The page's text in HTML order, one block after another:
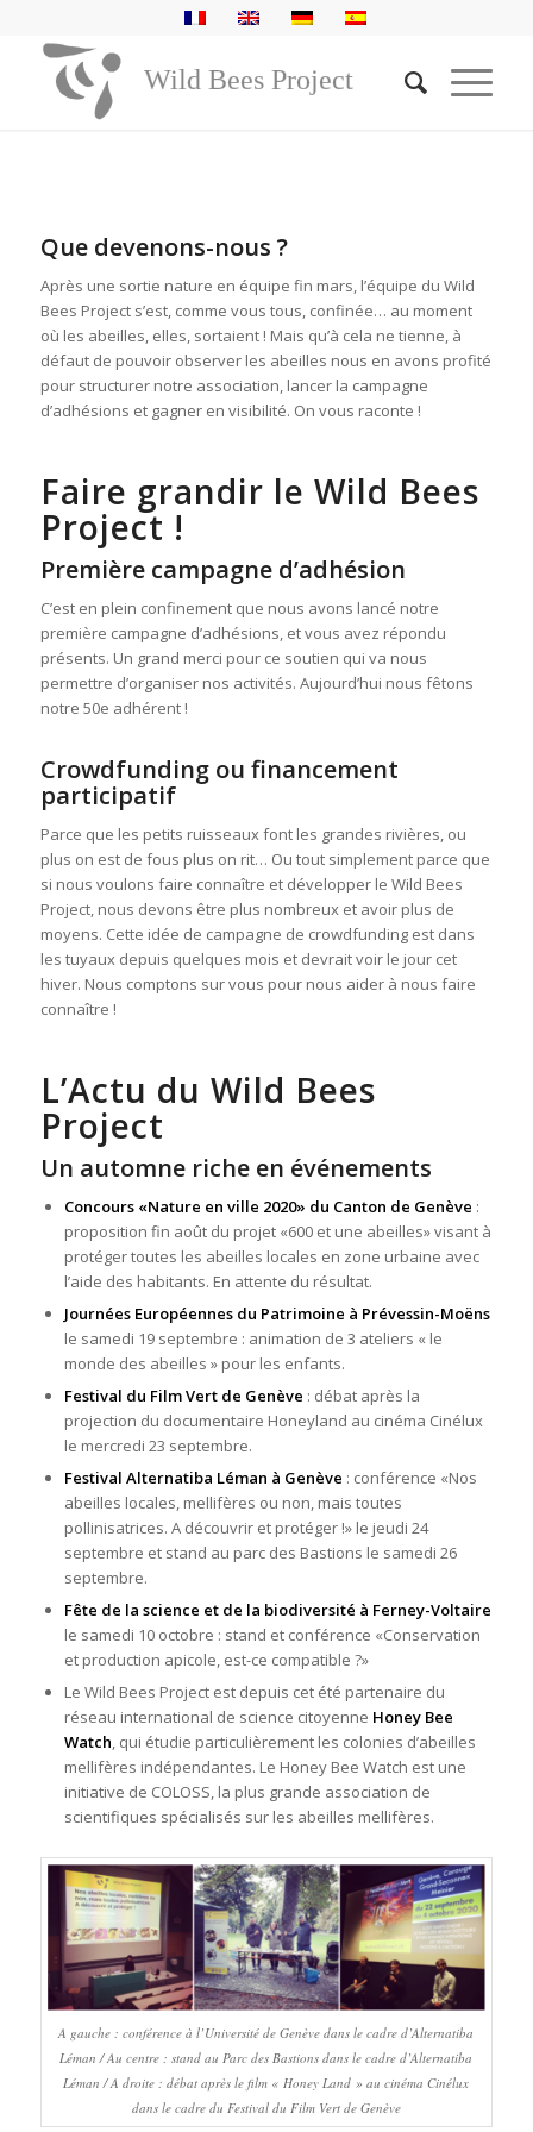
Wild Bees Project
Octobre 2020 – Des nouvelles du Wild Bees Project
Vous êtes ici :
Octobre 2020 – Des nouvelles du Wild Bees Project
Que devenons-nous ?
Après une sortie nature en équipe fin mars, l’équipe du Wild
Bees Project s’est, comme vous tous, confinée… au moment
où les abeilles, elles, sortaient ! Mais qu’à cela ne tienne, à
défaut de pouvoir observer les abeilles nous en avons profité
pour structurer notre association, lancer la campagne
d’adhésions et gagner en visibilité. On vous raconte !
Faire grandir le Wild Bees
Project !
Première campagne d’adhésion
C’est en plein confinement que nous avons lancé notre
première campagne d’adhésions, et vous avez répondu
présents. Un grand merci pour ce soutien qui va nous
permettre d’organiser nos activités. Aujourd’hui nous fêtons
notre 50e adhérent !
Crowdfunding ou financement
participatif
Parce que les petits ruisseaux font les grandes rivières, ou
plus on est de fous plus on rit… Ou tout simplement parce que
si nous voulons faire connaître et développer le Wild Bees
Project, nous devons être plus nombreux et avoir plus de
moyens. Cette idée de campagne de crowdfunding est dans
les tuyaux depuis quelques mois et devrait voir le jour cet
hiver. Nous comptons sur vous pour nous aider à nous faire
connaître !
L’Actu du Wild Bees
Project
Un automne riche en événements
Concours «Nature en ville 2020» du Canton de Genève :
proposition fin août du projet «600 et une abeilles» visant à
protéger toutes les abeilles locales en zone urbaine avec
l’aide des habitants. En attente du résultat.
Journées Européennes du Patrimoine à Prévessin-Moëns
le samedi 19 septembre : animation de 3 ateliers « le
monde des abeilles » pour les enfants.
Festival du Film Vert de Genève : débat après la
projection du documentaire Honeyland au cinéma Cinélux
le mercredi 23 septembre.
Festival Alternatiba Léman à Genève : conférence «Nos
abeilles locales, mellifères ou non, mais toutes
pollinisatrices. A découvrir et protéger !» ‪le jeudi 24
septembre et stand au parc des Bastions le samedi 26
septembre.
Fête de la science et de la biodiversité à Ferney-Voltaire
‪le samedi 10 octobre‬ : stand et conférence «Conservation
et production ­apicole, est-ce compatible ?»
Le Wild Bees Project est depuis cet été partenaire du
réseau international de science citoyenne Honey Bee
Watch, qui étudie particulièrement les colonies d’abeilles
mellifères indépendantes. Le Honey Bee Watch est une
initiative de COLOSS, la plus grande association de
scientifiques spécialisés sur les abeilles mellifères.
A gauche : conférence à l’Université de Genève dans le cadre d’Alternatiba
Léman / Au centre : stand au Parc des Bastions dans le cadre d’Alternatiba
Léman / A droite : débat après le film « Honey Land » au cinéma Cinélux
dans le cadre du Festival du Film Vert de Genève